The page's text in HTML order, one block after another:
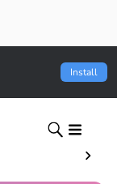
Install